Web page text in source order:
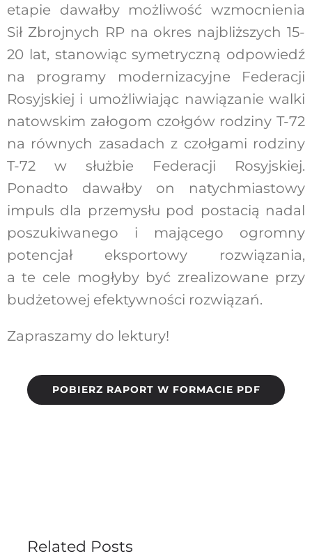
etapie dawałby możliwość wzmocnienia
Sił Zbrojnych RP na okres najbliższych 15-
20 lat, stanowiąc symetryczną odpowiedź
na programy modernizacyjne Federacji
Rosyjskiej i umożliwiając nawiązanie walki
natowskim załogom czołgów rodziny T-72
na równych zasadach z czołgami rodziny
T-72 w służbie Federacji Rosyjskiej.
Ponadto dawałby on natychmiastowy
impuls dla przemysłu pod postacią nadal
poszukiwanego i mającego ogromny
potencjał eksportowy rozwiązania,
a te cele mogłyby być zrealizowane przy
budżetowej efektywności rozwiązań.
Zapraszamy do lektury!
POBIERZ RAPORT W FORMACIE PDF
Related Posts